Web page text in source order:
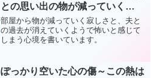
との思い出の物が減っていく…
部屋から物が減っていく寂しさと、夫と
の過去が消えていくようで怖いと感じて
しまう心境を書いています。
ぽっかり空いた心の傷～この熱は